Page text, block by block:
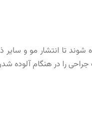
تا انتشار مو و
جراحی را در هنگام